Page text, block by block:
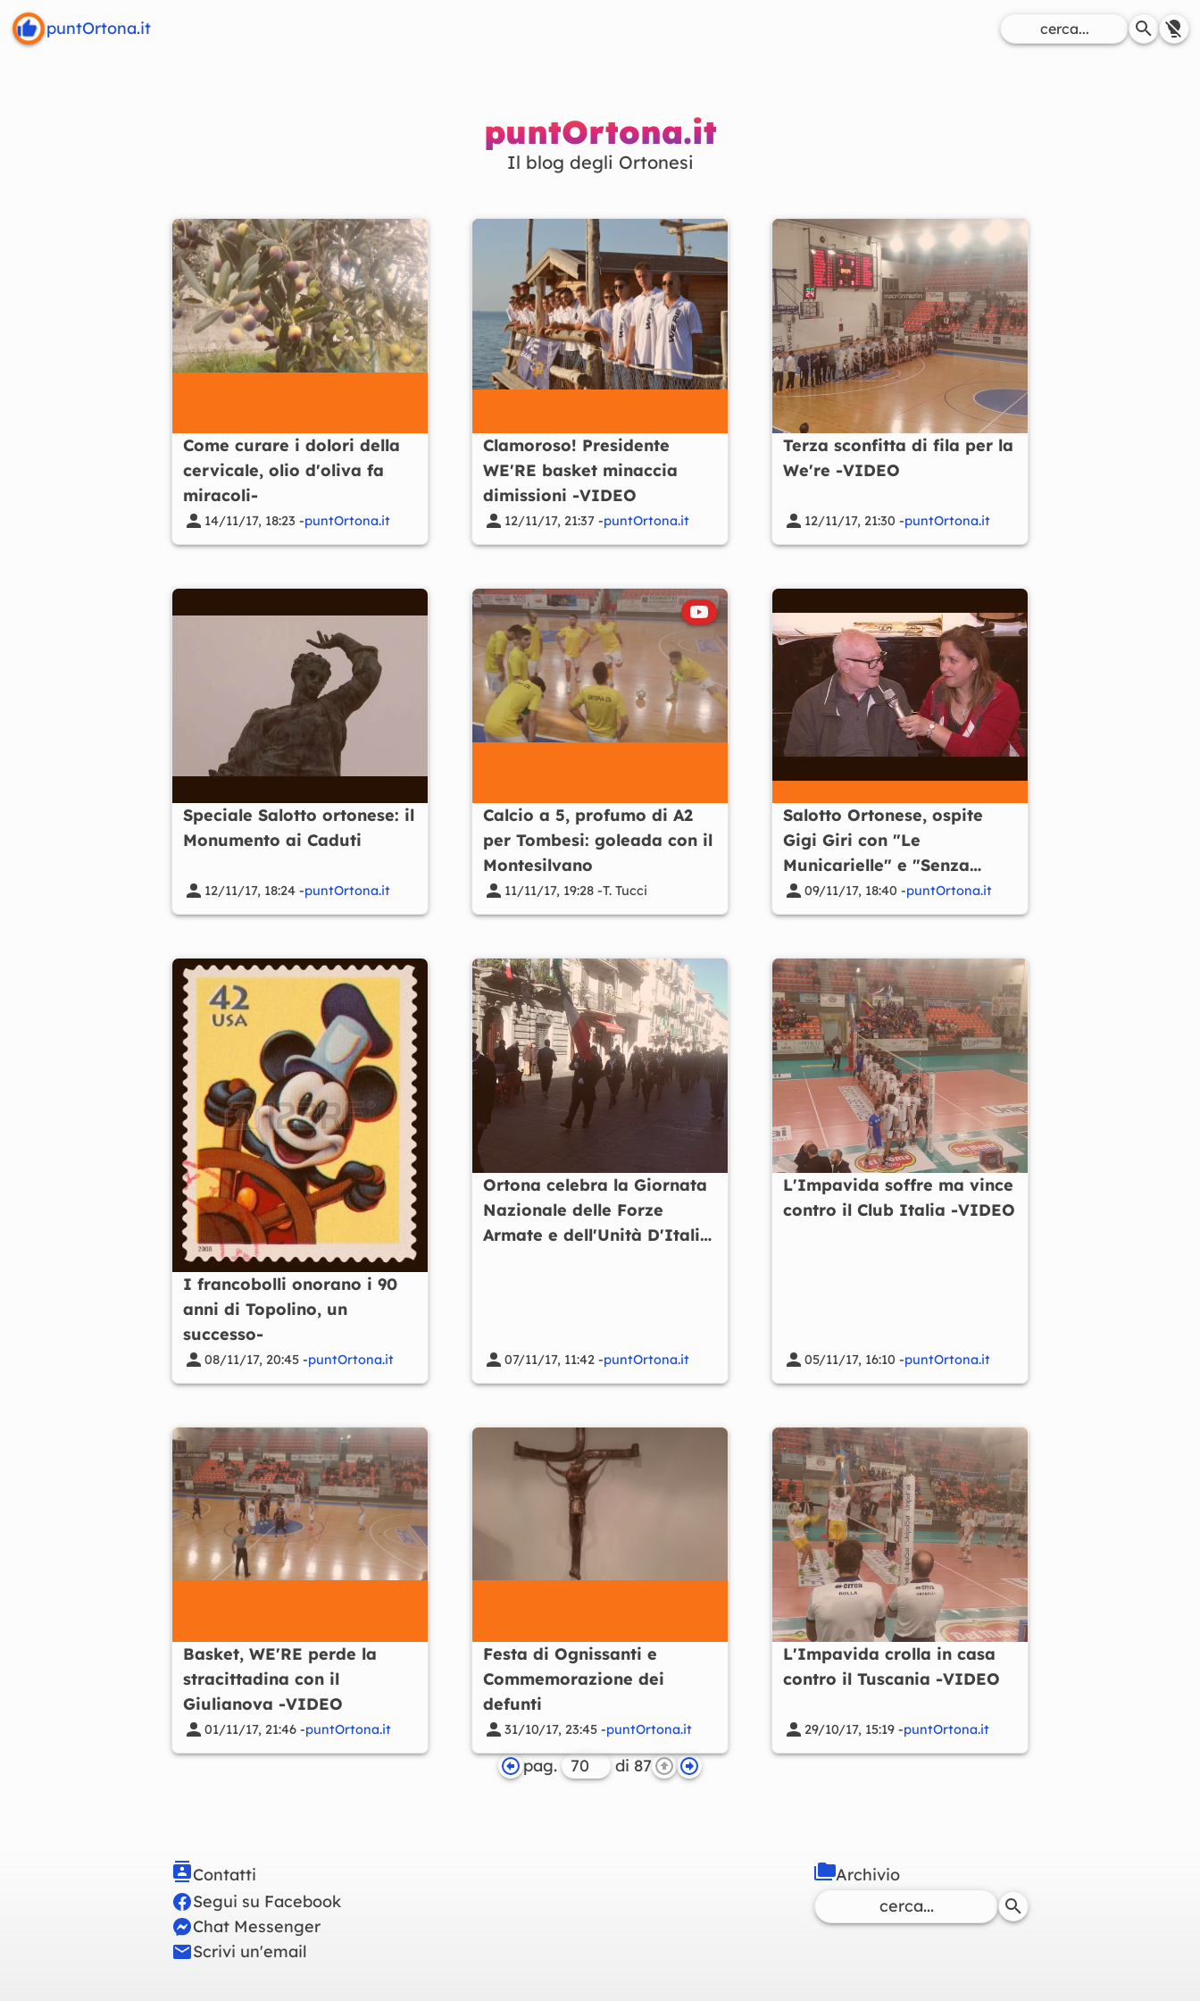
puntOrtona.it
Il blog degli Ortonesi
Come curare i dolori della
cervicale, olio d'oliva fa
miracoli-
14/11/17, 18:23 -puntOrtona.it
Clamoroso! Presidente
WE'RE basket minaccia
dimissioni -VIDEO
12/11/17, 21:37 -puntOrtona.it
Terza sconfitta di fila per la
We're -VIDEO
12/11/17, 21:30 -puntOrtona.it
Speciale Salotto ortonese: il
Monumento ai Caduti
12/11/17, 18:24 -puntOrtona.it
Calcio a 5, profumo di A2
per Tombesi: goleada con il
Montesilvano
11/11/17, 19:28 -T. Tucci
Salotto Ortonese, ospite
Gigi Giri con "Le
Municarielle" e "Senza
Fine"09/11/17, 18:40 -puntOrtona.it
I francobolli onorano i 90
anni di Topolino, un
successo-
08/11/17, 20:45 -puntOrtona.it
Ortona celebra la Giornata
Nazionale delle Forze
Armate e dell'Unità D'Italia
07/11/17, 11:42 -puntOrtona.it
L'Impavida soffre ma vince
contro il Club Italia -VIDEO
05/11/17, 16:10 -puntOrtona.it
Basket, WE'RE perde la
stracittadina con il
Giulianova -VIDEO
01/11/17, 21:46 -puntOrtona.it
Festa di Ognissanti e
Commemorazione dei
defunti
31/10/17, 23:45 -puntOrtona.it
L'Impavida crolla in casa
contro il Tuscania -VIDEO
29/10/17, 15:19 -puntOrtona.it
pag. di 87
puntOrtona.it
Contatti
Segui su Facebook
Chat Messenger
Scrivi un'email
Archivio